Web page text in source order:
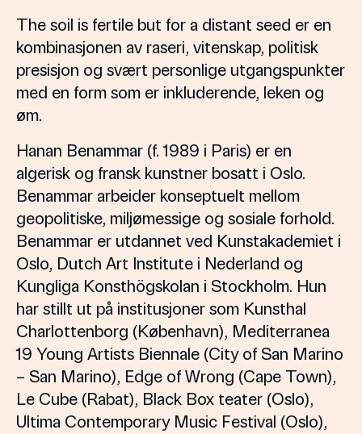
The soil is fertile but for a distant seed er en
kombinasjonen av raseri, vitenskap, politisk
presisjon og svært personlige utgangspunkter
med en form som er inkluderende, leken og
øm.
Hanan Benammar (f. 1989 i Paris) er en
algerisk og fransk kunstner bosatt i Oslo.
Benammar arbeider konseptuelt mellom
geopolitiske, miljømessige og sosiale forhold.
Benammar er utdannet ved Kunstakademiet i
Oslo, Dutch Art Institute i Nederland og
Kungliga Konsthögskolan i Stockholm. Hun
har stillt ut på institusjoner som Kunsthal
Charlottenborg (København), Mediterranea
19 Young Artists Biennale (City of San Marino
– San Marino), Edge of Wrong (Cape Town),
Le Cube (Rabat), Black Box teater (Oslo),
Ultima Contemporary Music Festival (Oslo),